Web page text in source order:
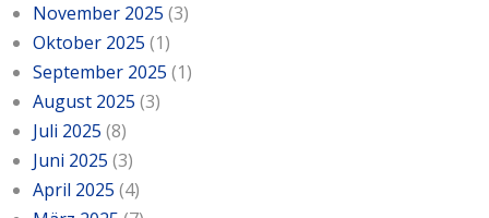
Business商业
Links链接
Kontakt联系我们
November 2025 (3)
Oktober 2025 (1)
September 2025 (1)
August 2025 (3)
Juli 2025 (8)
Juni 2025 (3)
April 2025 (4)